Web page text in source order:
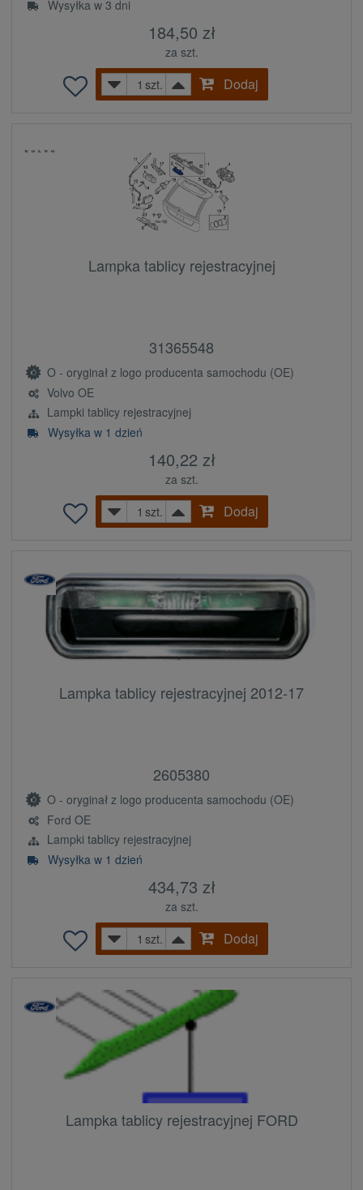
Wysyłka w 3 dni
184,50 zł
za szt.
szt.
Dodaj
Lampka tablicy rejestracyjnej
31365548
O - oryginał z logo producenta samochodu (OE)
Volvo OE
Lampki tablicy rejestracyjnej
Wysyłka w 1 dzień
140,22 zł
za szt.
szt.
Dodaj
Lampka tablicy rejestracyjnej 2012-17
2605380
O - oryginał z logo producenta samochodu (OE)
Ford OE
Lampki tablicy rejestracyjnej
Wysyłka w 1 dzień
434,73 zł
za szt.
szt.
Dodaj
Lampka tablicy rejestracyjnej FORD